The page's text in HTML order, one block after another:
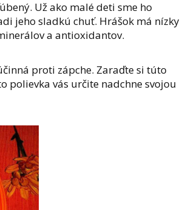
Už ako malé deti sme ho
jeho sladkú chuť. Hrášok má nízky
a antioxidantov.
proti zápche. Zaraďte si túto
polievka vás určite nadchne svojou